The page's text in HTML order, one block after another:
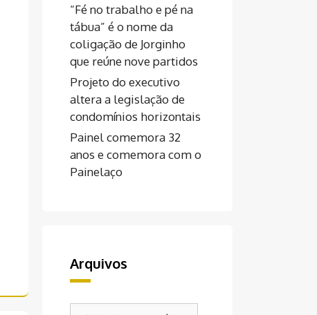
“Fé no trabalho e pé na
tábua” é o nome da
coligação de Jorginho
que reúne nove partidos
Projeto do executivo
altera a legislação de
condomínios horizontais
Painel comemora 32
anos e comemora com o
Painelaço
Arquivos